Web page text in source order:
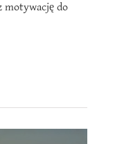
motywację do